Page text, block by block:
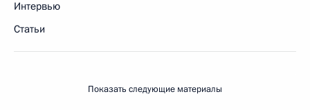
Интервью
Статьи
Показать следующие материалы